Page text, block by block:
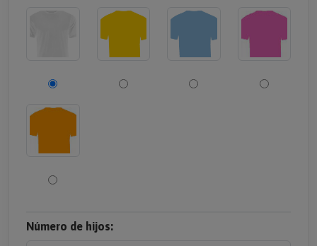
Número de hijos: